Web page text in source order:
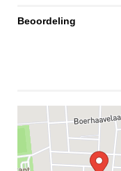
Beoordeling